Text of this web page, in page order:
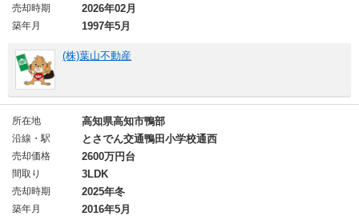
売却時期 2026年02月
築年月 1997年5月
(株)葉山不動産
所在地 高知県高知市鴨部
沿線・駅 とさでん交通鴨田小学校通西
売却価格 2600万円台
間取り 3LDK
売却時期 2025年冬
築年月 2016年5月